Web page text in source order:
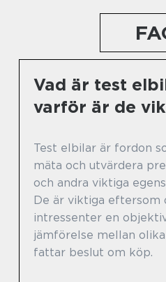
Vad är test
varför är de
Test elbilar är fordon
mäta och utvärdera
och andra viktiga
De är viktiga eftersom
intressenter en
jämförelse mellan
fattar beslut om köp.